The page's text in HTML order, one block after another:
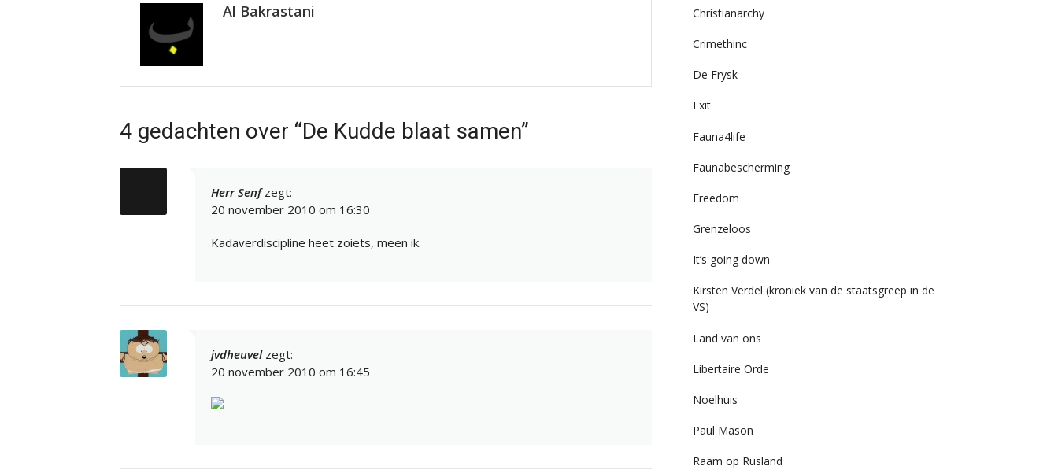
Al Bakrastani
4 gedachten over “De Kudde blaat samen”
Herr Senf zegt:
20 november 2010 om 16:30
Kadaverdiscipline heet zoiets, meen ik.
jvdheuvel zegt:
20 november 2010 om 16:45
Christianarchy
Crimethinc
De Frysk
Exit
Fauna4life
Faunabescherming
Freedom
Grenzeloos
It’s going down
Kirsten Verdel (kroniek van de staatsgreep in de
VS)
Land van ons
Libertaire Orde
Noelhuis
Paul Mason
Raam op Rusland